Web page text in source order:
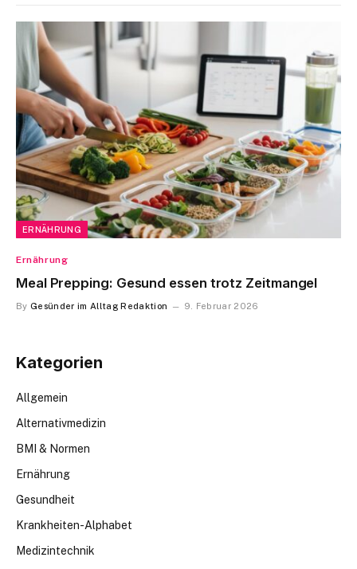
ERNÄHRUNG
Ernährung
Meal Prepping: Gesund essen trotz Zeitmangel
By Gesünder im Alltag Redaktion 9. Februar 2026
Kategorien
Allgemein
Alternativmedizin
BMI & Normen
Ernährung
Gesundheit
Krankheiten-Alphabet
Medizintechnik